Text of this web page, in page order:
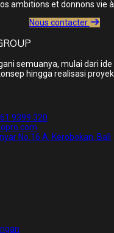
ambitions et donnons vie
Nous contacter
semuanya, mulai dari ide
hingga realisasi
9399 320
No.16 A, Kerobokan, Bali